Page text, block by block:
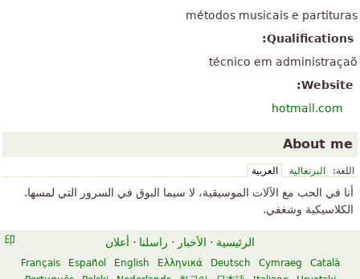
métodos musicais e partituras
Qualifications:
técnico em administraçaõ
Website:
hotmail.com
About me
اللغة: البرتغالية العربية
أنا في الحب مع الآلات الموسيقية، لا سيما البوق في السرور التي لمسها.
الكلاسيكية وشغفي.
الرئيسية · الأخبار · راسلنا · أعلان
Català
Cymraeg
Deutsch
Ελληνικά
English
Español
Français